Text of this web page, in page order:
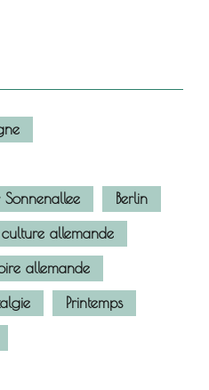
Berlin
culture allemande
allemande
Printemps